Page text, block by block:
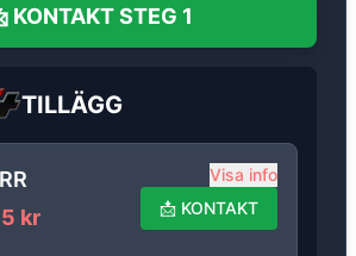
KONTAKT STEG 1
TILLÄGG
kr
Visa info
📩 KONTAKT